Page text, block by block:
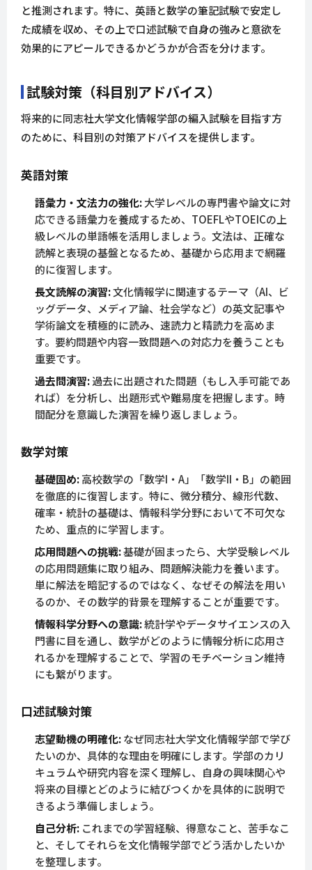
と推測されます。特に、英語と数学の筆記試験で安定し
た成績を収め、その上で口述試験で自身の強みと意欲を
効果的にアピールできるかどうかが合否を分けます。
試験対策（科目別アドバイス）
将来的に同志社大学文化情報学部の編入試験を目指す方
のために、科目別の対策アドバイスを提供します。
英語対策
語彙力・文法力の強化:大学レベルの専門書や論文に対
応できる語彙力を養成するため、TOEFLやTOEICの上
級レベルの単語帳を活用しましょう。文法は、正確な
読解と表現の基盤となるため、基礎から応用まで網羅
的に復習します。
長文読解の演習:文化情報学に関連するテーマ（AI、ビ
ッグデータ、メディア論、社会学など）の英文記事や
学術論文を積極的に読み、速読力と精読力を高めま
す。要約問題や内容一致問題への対応力を養うことも
重要です。
過去問演習:過去に出題された問題（もし入手可能であ
れば）を分析し、出題形式や難易度を把握します。時
間配分を意識した演習を繰り返しましょう。
数学対策
基礎固め:高校数学の「数学I・A」「数学II・B」の範囲
を徹底的に復習します。特に、微分積分、線形代数、
確率・統計の基礎は、情報科学分野において不可欠な
ため、重点的に学習します。
応用問題への挑戦:基礎が固まったら、大学受験レベル
の応用問題集に取り組み、問題解決能力を養います。
単に解法を暗記するのではなく、なぜその解法を用い
るのか、その数学的背景を理解することが重要です。
情報科学分野への意識:統計学やデータサイエンスの入
門書に目を通し、数学がどのように情報分析に応用さ
れるかを理解することで、学習のモチベーション維持
にも繋がります。
口述試験対策
志望動機の明確化:なぜ同志社大学文化情報学部で学び
たいのか、具体的な理由を明確にします。学部のカリ
キュラムや研究内容を深く理解し、自身の興味関心や
将来の目標とどのように結びつくかを具体的に説明で
きるよう準備しましょう。
自己分析: これまでの学習経験、得意なこと、苦手なこ
と、そしてそれらを文化情報学部でどう活かしたいか
を整理します。